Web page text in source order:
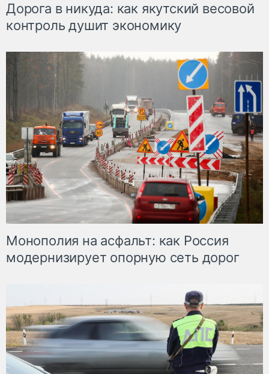
Дорога в никуда: как якутский весовой
контроль душит экономику
Монополия на асфальт: как Россия
модернизирует опорную сеть дорог